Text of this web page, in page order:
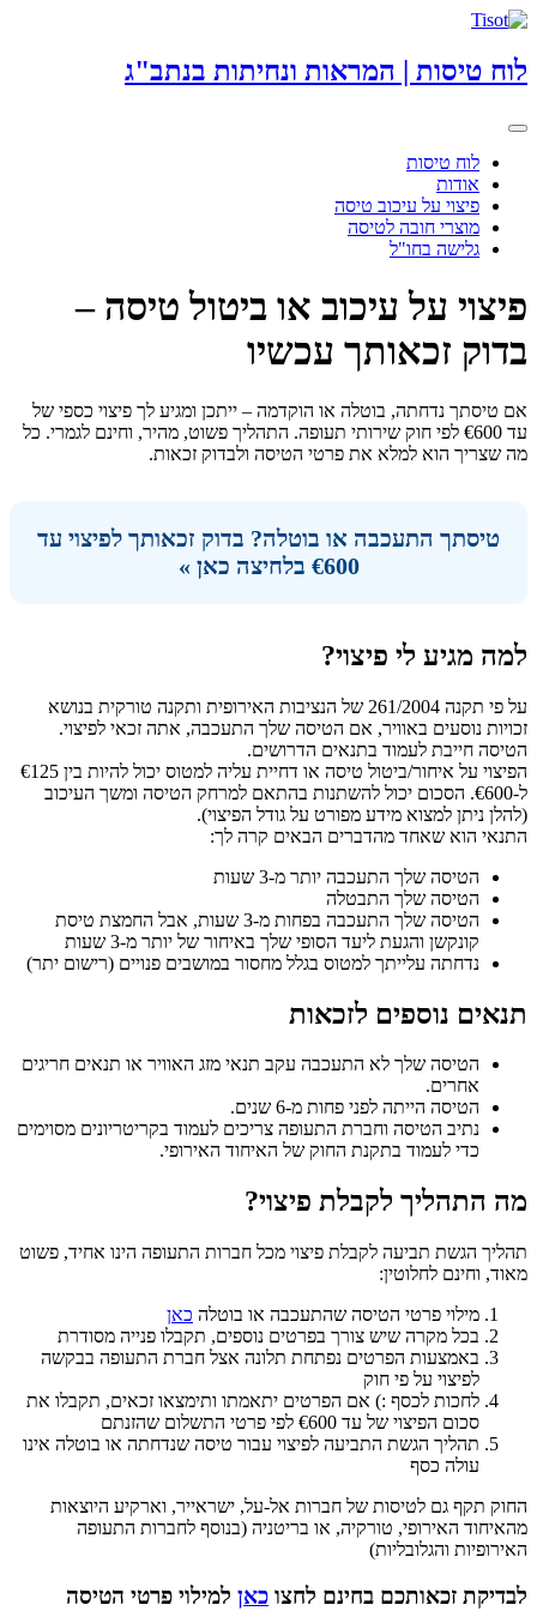
לוח טיסות | המראות ונחיתות בנתב"ג
Toggle
navigationלוח טיסות
אודות
פיצוי על עיכוב טיסה
מוצרי חובה לטיסה
גלישה בחו"ל
פיצוי על עיכוב או ביטול טיסה –
בדוק זכאותך עכשיו
אם טיסתך נדחתה, בוטלה או הוקדמה – ייתכן ומגיע לך פיצוי כספי של
עד €600 לפי חוק שירותי תעופה. התהליך פשוט, מהיר, וחינם לגמרי. כל
מה שצריך הוא למלא את פרטי הטיסה ולבדוק זכאות.
טיסתך התעכבה או בוטלה? בדוק זכאותך לפיצוי עד
€600 בלחיצה כאן »
למה מגיע לי פיצוי?
על פי תקנה 261/2004 של הנציבות האירופית ותקנה טורקית בנושא
זכויות נוסעים באוויר, אם הטיסה שלך התעכבה, אתה זכאי לפיצוי.
הטיסה חייבת לעמוד בתנאים הדרושים.
הפיצוי על איחור/ביטול טיסה או דחיית עליה למטוס יכול להיות בין €125
ל-€600. הסכום יכול להשתנות בהתאם למרחק הטיסה ומשך העיכוב
(להלן ניתן למצוא מידע מפורט על גודל הפיצוי).
התנאי הוא שאחד מהדברים הבאים קרה לך:
הטיסה שלך התעכבה יותר מ-3 שעות
הטיסה שלך התבטלה
הטיסה שלך התעכבה בפחות מ-3 שעות, אבל החמצת טיסת
קונקשן והגעת ליעד הסופי שלך באיחור של יותר מ-3 שעות
נדחתה עלייתך למטוס בגלל מחסור במושבים פנויים (רישום יתר)
תנאים נוספים לזכאות
הטיסה שלך לא התעכבה עקב תנאי מזג האוויר או תנאים חריגים
אחרים.
הטיסה הייתה לפני פחות מ-6 שנים.
נתיב הטיסה וחברת התעופה צריכים לעמוד בקריטריונים מסוימים
כדי לעמוד בתקנת החוק של האיחוד האירופי.
מה התהליך לקבלת פיצוי?
תהליך הגשת תביעה לקבלת פיצוי מכל חברות התעופה הינו אחיד, פשוט
מאוד, וחינם לחלוטין:
מילוי פרטי הטיסה שהתעכבה או בוטלה כאן
בכל מקרה שיש צורך בפרטים נוספים, תקבלו פנייה מסודרת
באמצעות הפרטים נפתחת תלונה אצל חברת התעופה בבקשה
לפיצוי על פי חוק
לחכות לכסף :) אם הפרטים יתאמתו ותימצאו זכאים, תקבלו את
סכום הפיצוי של עד €600 לפי פרטי התשלום שהזנתם
תהליך הגשת התביעה לפיצוי עבור טיסה שנדחתה או בוטלה אינו
עולה כסף
החוק תקף גם לטיסות של חברות אל-על, ישראייר, וארקיע היוצאות
מהאיחוד האירופי, טורקיה, או בריטניה (בנוסף לחברות התעופה
האירופיות והגלובליות)
לבדיקת זכאותכם בחינם לחצו כאן למילוי פרטי הטיסה